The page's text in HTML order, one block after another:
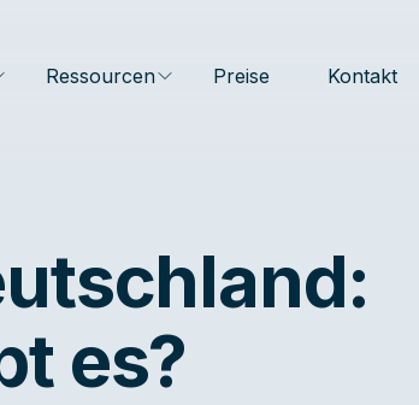
Ressourcen Preise Kontakt
es?